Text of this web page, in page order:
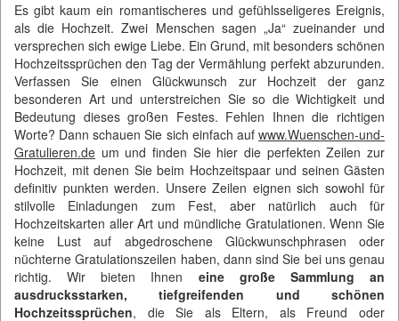
Es gibt kaum ein romantischeres und gefühlsseligeres Ereignis,
als die Hochzeit. Zwei Menschen sagen „Ja“ zueinander und
versprechen sich ewige Liebe. Ein Grund, mit besonders schönen
Hochzeitssprüchen den Tag der Vermählung perfekt abzurunden.
Verfassen Sie einen Glückwunsch zur Hochzeit der ganz
besonderen Art und unterstreichen Sie so die Wichtigkeit und
Bedeutung dieses großen Festes. Fehlen Ihnen die richtigen
Worte? Dann schauen Sie sich einfach auf www.Wuenschen-und-
Gratulieren.de um und finden Sie hier die perfekten Zeilen zur
Hochzeit, mit denen Sie beim Hochzeitspaar und seinen Gästen
definitiv punkten werden. Unsere Zeilen eignen sich sowohl für
stilvolle Einladungen zum Fest, aber natürlich auch für
Hochzeitskarten aller Art und mündliche Gratulationen. Wenn Sie
keine Lust auf abgedroschene Glückwunschphrasen oder
nüchterne Gratulationszeilen haben, dann sind Sie bei uns genau
richtig. Wir bieten Ihnen eine große Sammlung an
ausdrucksstarken, tiefgreifenden und schönen
Hochzeitssprüchen, die Sie als Eltern, als Freund oder